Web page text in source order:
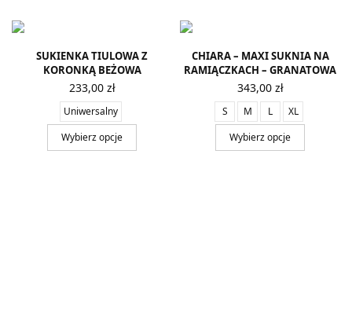
SUKIENKA TIULOWA Z
KORONKĄ BEŻOWA
233,00 zł
Uniwersalny
Wybierz opcje
CHIARA – MAXI SUKNIA NA
RAMIĄCZKACH – GRANATOWA
343,00 zł
S M L
XL
Wybierz opcje